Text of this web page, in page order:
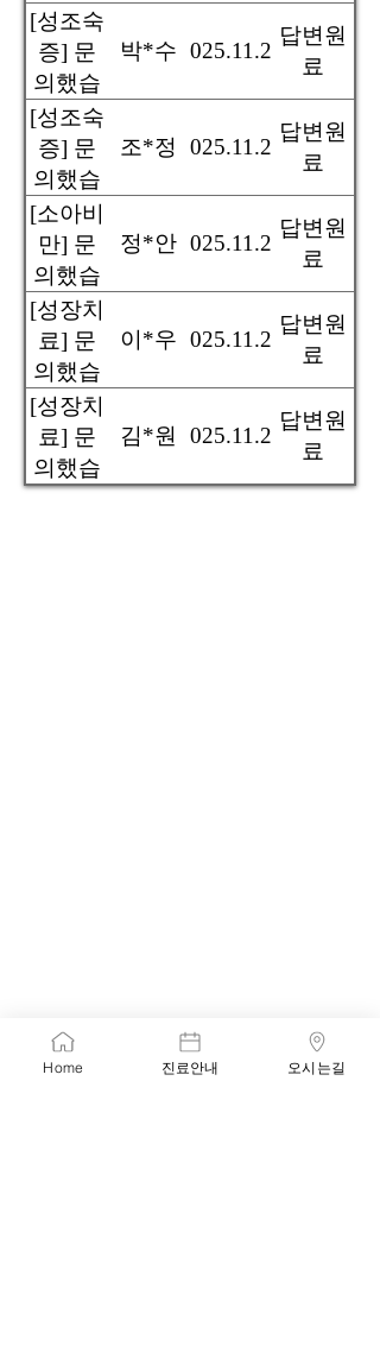
니다
[성조숙
증] 문
의했습
니다
박*수 2025.11.25
답변원
료
[성조숙
증] 문
의했습
니다
조*정 2025.11.24
답변원
료
[소아비
만] 문
의했습
니다
정*안 2025.11.24
답변원
료
[성장치
료] 문
의했습
니다
이*우 2025.11.22
답변원
료
[성장치
료] 문
의했습
김*원 2025.11.21
답변원
료
Home 진료안내 오시는길